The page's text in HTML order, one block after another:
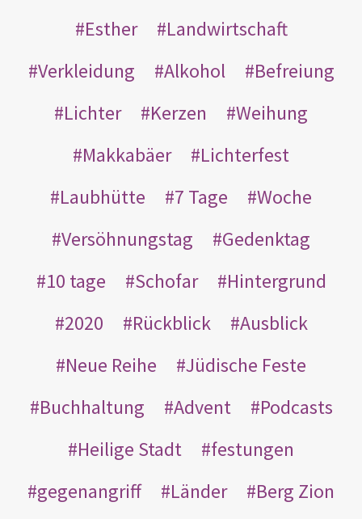
Esther
Landwirtschaft
Verkleidung
Alkohol
Befreiung
Lichter
Kerzen
Weihung
Makkabäer
Lichterfest
Laubhütte
7 Tage
Woche
Versöhnungstag
Gedenktag
10 tage
Schofar
Hintergrund
2020
Rückblick
Ausblick
Neue Reihe
Jüdische Feste
Buchhaltung
Advent
Podcasts
Heilige Stadt
festungen
gegenangriff
Länder
Berg Zion